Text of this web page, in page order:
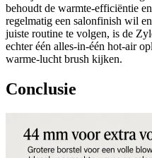
behoudt de warmte-efficiëntie
regelmatig een salonfinish wil
juiste routine te volgen, is de
echter één alles-in-één hot-air
warme-lucht brush kijken.
Conclusie